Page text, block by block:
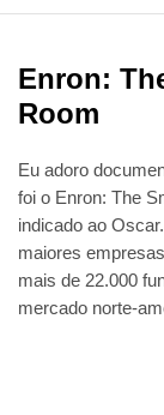
Enron:
Room
Eu adoro
foi o Enron: The
indicado ao
maiores
mais de 22.000
mercado norte-